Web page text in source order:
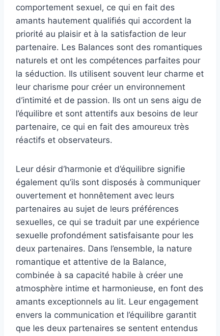
comportement sexuel, ce qui en fait des
amants hautement qualifiés qui accordent la
priorité au plaisir et à la satisfaction de leur
partenaire. Les Balances sont des romantiques
naturels et ont les compétences parfaites pour
la séduction. Ils utilisent souvent leur charme et
leur charisme pour créer un environnement
d’intimité et de passion. Ils ont un sens aigu de
l’équilibre et sont attentifs aux besoins de leur
partenaire, ce qui en fait des amoureux très
réactifs et observateurs.
Leur désir d’harmonie et d’équilibre signifie
également qu’ils sont disposés à communiquer
ouvertement et honnêtement avec leurs
partenaires au sujet de leurs préférences
sexuelles, ce qui se traduit par une expérience
sexuelle profondément satisfaisante pour les
deux partenaires. Dans l’ensemble, la nature
romantique et attentive de la Balance,
combinée à sa capacité habile à créer une
atmosphère intime et harmonieuse, en font des
amants exceptionnels au lit. Leur engagement
envers la communication et l’équilibre garantit
que les deux partenaires se sentent entendus